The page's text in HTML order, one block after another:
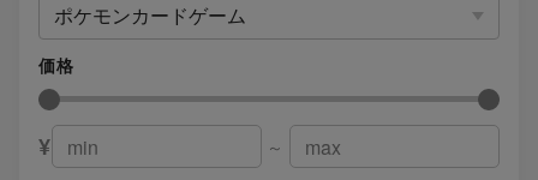
ポケモンカードゲーム
価格
¥
～